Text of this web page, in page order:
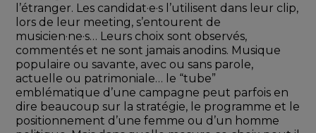
l’étranger. Les candidat·e·s l’utilisent dans leur clip,
lors de leur meeting, s’entourent de
musicien·ne·s… Leurs choix sont observés,
commentés et ne sont jamais anodins. Musique
populaire ou savante, avec ou sans parole,
actuelle ou patrimoniale… le “tube”
emblématique d’une campagne peut parfois en
dire beaucoup sur la stratégie, le programme et le
positionnement d’une femme ou d’un homme